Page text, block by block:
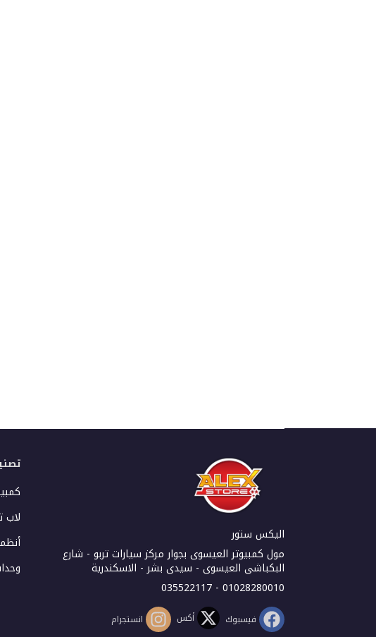
اليكس ستور
مول كمبيوتر العيسوى بجوار مركز سيارات تربو - شارع
البكباشى العيسوى - سيدى بشر - الاسكندرية
01028280010 - 035522117
فيسبوك أكس انستجرام
لاب